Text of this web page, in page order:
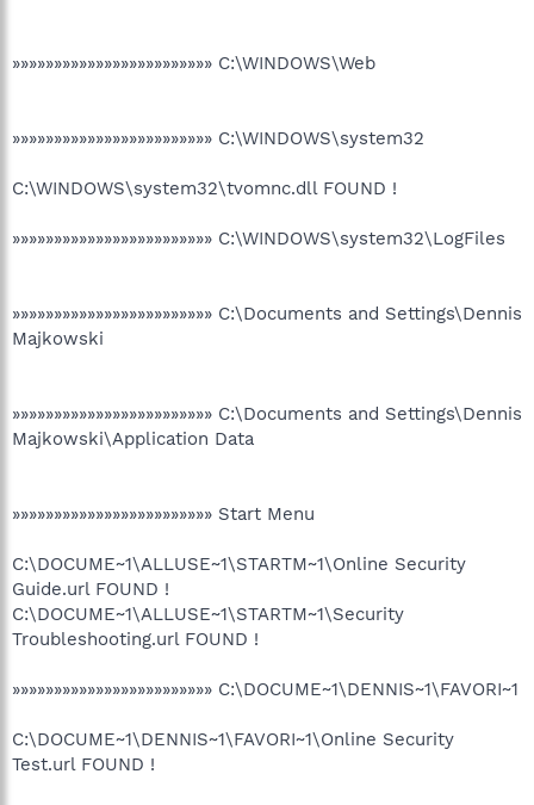
»»»»»»»»»»»»»»»»»»»»»»»» C:\WINDOWS\Web
»»»»»»»»»»»»»»»»»»»»»»»» C:\WINDOWS\system32
C:\WINDOWS\system32\tvomnc.dll FOUND !
»»»»»»»»»»»»»»»»»»»»»»»» C:\WINDOWS\system32\LogFiles
»»»»»»»»»»»»»»»»»»»»»»»» C:\Documents and Settings\Dennis
Majkowski
»»»»»»»»»»»»»»»»»»»»»»»» C:\Documents and Settings\Dennis
Majkowski\Application Data
»»»»»»»»»»»»»»»»»»»»»»»» Start Menu
C:\DOCUME~1\ALLUSE~1\STARTM~1\Online Security
Guide.url FOUND !
C:\DOCUME~1\ALLUSE~1\STARTM~1\Security
Troubleshooting.url FOUND !
»»»»»»»»»»»»»»»»»»»»»»»» C:\DOCUME~1\DENNIS~1\FAVORI~1
C:\DOCUME~1\DENNIS~1\FAVORI~1\Online Security
Test.url FOUND !